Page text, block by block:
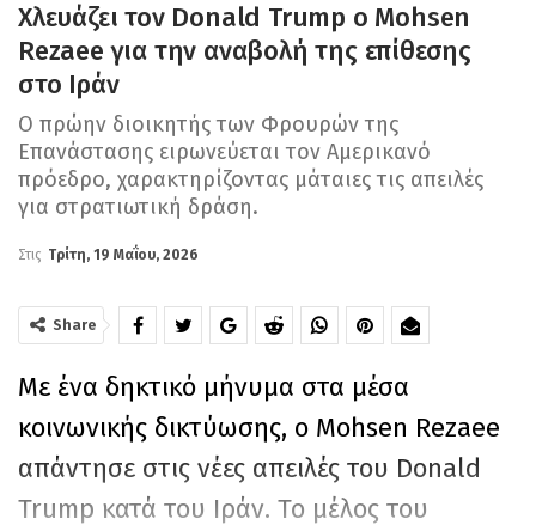
Χλευάζει τον Donald Trump ο Mohsen
Rezaee για την αναβολή της επίθεσης
στο Ιράν
Ο πρώην διοικητής των Φρουρών της
Επανάστασης ειρωνεύεται τον Αμερικανό
πρόεδρο, χαρακτηρίζοντας μάταιες τις απειλές
για στρατιωτική δράση.
Στις Τρίτη, 19 Μαΐου, 2026
Share
Με ένα δηκτικό μήνυμα στα μέσα
κοινωνικής δικτύωσης, ο Mohsen Rezaee
απάντησε στις νέες απειλές του Donald
Trump κατά του Ιράν. Το μέλος του